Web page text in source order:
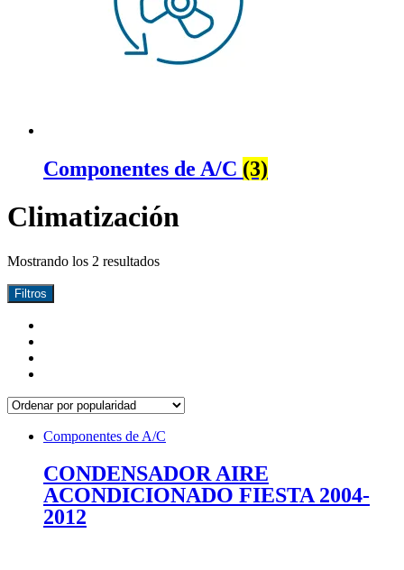
Componentes de A/C (3)
Climatización
Mostrando los 2 resultados
Filtros
Componentes de A/C
CONDENSADOR AIRE
ACONDICIONADO FIESTA 2004-
2012